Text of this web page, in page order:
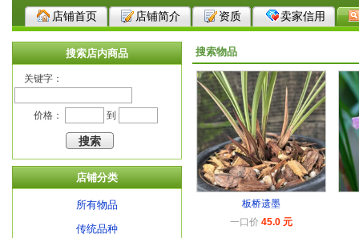
店铺首页 店铺简介 资质 卖家信用
搜索店内商品
关键字：
价格： 到
店铺分类
所有物品
传统品种
搜索物品
板桥遗墨
一口价 45.0 元